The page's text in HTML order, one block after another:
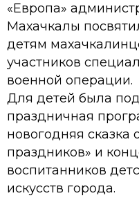
«Европа»
Махачкалы
детям
участников
военной операции.
Для детей была
праздничная
новогодняя сказка
праздников» и
воспитанников
искусств города.